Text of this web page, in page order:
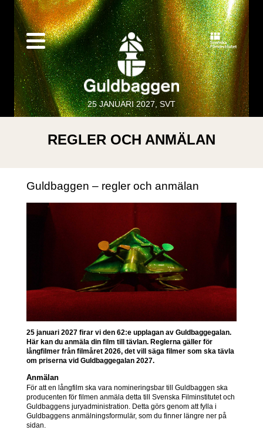
25 JANUARI 2027, SVT
REGLER OCH ANMÄLAN
Guldbaggen – regler och anmälan
25 januari 2027 firar vi den 62:e upplagan av Guldbaggegalan.
Här kan du anmäla din film till tävlan. Reglerna gäller för
långfilmer från filmåret 2026, det vill säga filmer som ska tävla
om priserna vid Guldbaggegalan 2027.
Anmälan
För att en långfilm ska vara nomineringsbar till Guldbaggen ska
producenten för filmen anmäla detta till Svenska Filminstitutet och
Guldbaggens juryadministration. Detta görs genom att fylla i
Guldbaggens anmälningsformulär, som du finner längre ner på
sidan.